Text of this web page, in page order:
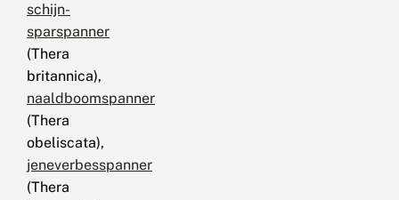
schijn-
sparspanner
(Thera
britannica),
naaldboomspanner
(Thera
obeliscata),
jeneverbesspanner
(Thera